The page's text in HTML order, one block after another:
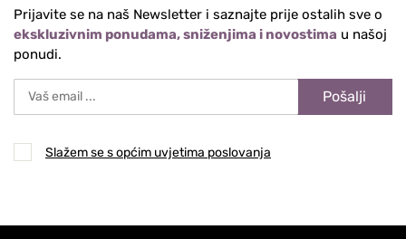
Prijavite se na naš Newsletter i saznajte prije ostalih sve o
ekskluzivnim ponudama, sniženjima i novostima u našoj
ponudi.
Pošalji
Slažem se s općim uvjetima poslovanja